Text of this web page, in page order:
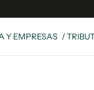
Y EMPRESAS /